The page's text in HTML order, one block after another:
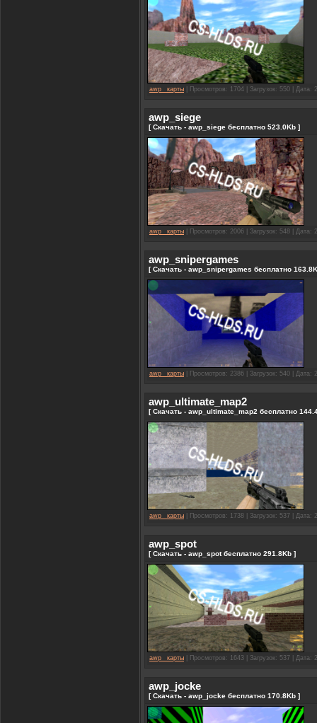
awp_ карты | Просмотров: 1704 | Загрузок: 550 | Дата:
awp_siege
[ Скачать - awp_siege бесплатно 523.0Kb ]
awp_ карты | Просмотров: 2006 | Загрузок: 548 | Дата:
awp_snipergames
[ Скачать - awp_snipergames бесплатно
awp_ карты | Просмотров: 2386 | Загрузок: 540 | Дата:
awp_ultimate_map2
[ Скачать - awp_ultimate_map2 бесплатно
awp_ карты | Просмотров: 1738 | Загрузок: 537 | Дата:
awp_spot
[ Скачать - awp_spot бесплатно 291.8Kb ]
awp_ карты | Просмотров: 1643 | Загрузок: 537 | Дата:
awp_jocke
[ Скачать - awp_jocke бесплатно 170.8Kb ]